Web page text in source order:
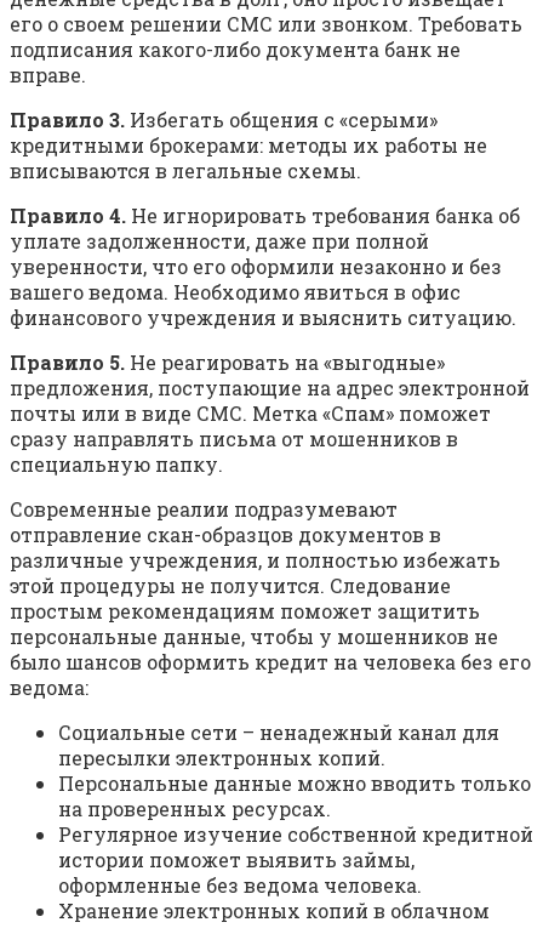
его о своем решении СМС или звонком. Требовать
подписания какого-либо документа банк не
вправе.
Правило 3. Избегать общения с «серыми»
кредитными брокерами: методы их работы не
вписываются в легальные схемы.
Правило 4. Не игнорировать требования банка об
уплате задолженности, даже при полной
уверенности, что его оформили незаконно и без
вашего ведома. Необходимо явиться в офис
финансового учреждения и выяснить ситуацию.
Правило 5. Не реагировать на «выгодные»
предложения, поступающие на адрес электронной
почты или в виде СМС. Метка «Спам» поможет
сразу направлять письма от мошенников в
специальную папку.
Современные реалии подразумевают
отправление скан-образцов документов в
различные учреждения, и полностью избежать
этой процедуры не получится. Следование
простым рекомендациям поможет защитить
персональные данные, чтобы у мошенников не
было шансов оформить кредит на человека без его
ведома:
Социальные сети – ненадежный канал для
пересылки электронных копий.
Персональные данные можно вводить только
на проверенных ресурсах.
Регулярное изучение собственной кредитной
истории поможет выявить займы,
оформленные без ведома человека.
Хранение электронных копий в облачном